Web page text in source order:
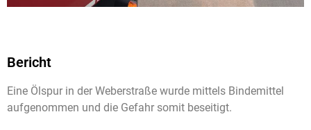
Bericht
Eine Ölspur in der Weberstraße wurde mittels Bindemittel
aufgenommen und die Gefahr somit beseitigt.